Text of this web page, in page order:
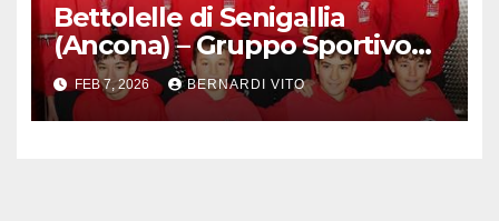
Bettolelle di Senigallia
(Ancona) – Gruppo Sportivo
Pianello : Ciclocross in Festa
FEB 7, 2026 BERNARDI VITO